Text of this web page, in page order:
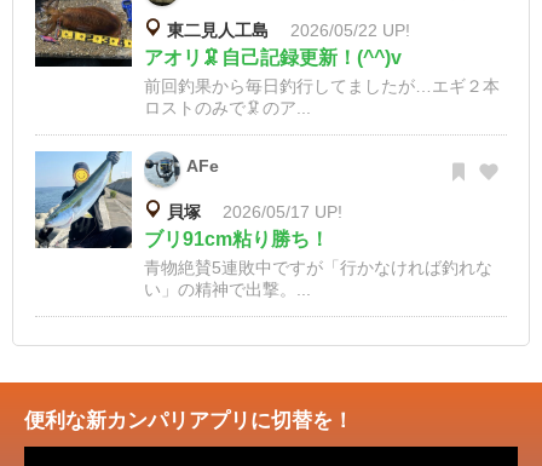
東二見人工島 2026/05/22 UP!
アオリ🦑自己記録更新！(^^)v
前回釣果から毎日釣行してましたが…エギ２本
ロストのみで🦑のア...
AFe
貝塚 2026/05/17 UP!
ブリ91cm粘り勝ち！
青物絶賛5連敗中ですが「行かなければ釣れな
い」の精神で出撃。...
便利な新カンパリアプリに切替を！